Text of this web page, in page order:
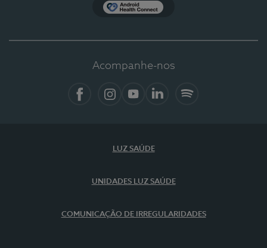
Acompanhe-nos
LUZ SAÚDE
UNIDADES LUZ SAÚDE
COMUNICAÇÃO DE IRREGULARIDADES